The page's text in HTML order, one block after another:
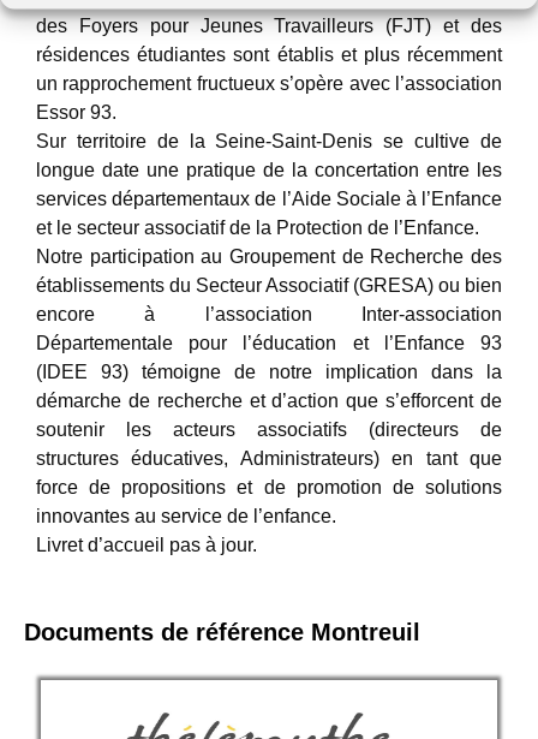
des Foyers pour Jeunes Travailleurs (FJT) et des
résidences étudiantes sont établis et plus récemment
un rapprochement fructueux s’opère avec l’association
Essor 93.
Sur territoire de la Seine-Saint-Denis se cultive de
longue date une pratique de la concertation entre les
services départementaux de l’Aide Sociale à l’Enfance
et le secteur associatif de la Protection de l’Enfance.
Notre participation au Groupement de Recherche des
établissements du Secteur Associatif (GRESA) ou bien
encore à l’association Inter-association
Départementale pour l’éducation et l’Enfance 93
(IDEE 93) témoigne de notre implication dans la
démarche de recherche et d’action que s’efforcent de
soutenir les acteurs associatifs (directeurs de
structures éducatives, Administrateurs) en tant que
force de propositions et de promotion de solutions
innovantes au service de l’enfance.
Livret d’accueil pas à jour.
Documents de référence Montreuil